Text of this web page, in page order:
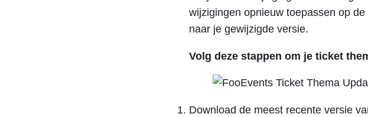
wijzigingen opnieuw toepassen op
naar je gewijzigde versie.
Volg deze stappen om je ticket
Download de meest recente versie